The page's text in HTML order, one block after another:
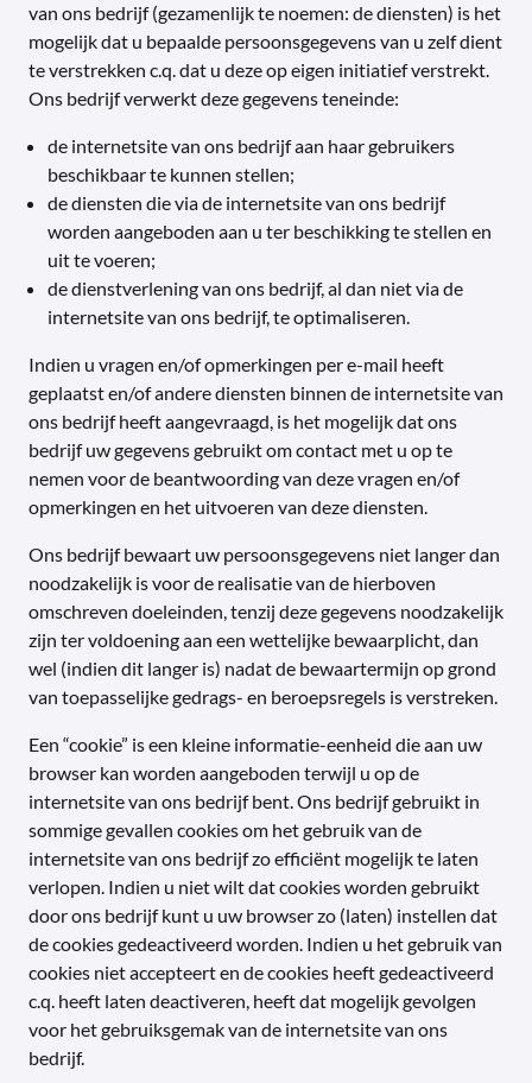
van ons bedrijf (gezamenlijk te noemen: de diensten) is het
mogelijk dat u bepaalde persoonsgegevens van u zelf dient
te verstrekken c.q. dat u deze op eigen initiatief verstrekt.
Ons bedrijf verwerkt deze gegevens teneinde:
de internetsite van ons bedrijf aan haar gebruikers
beschikbaar te kunnen stellen;
de diensten die via de internetsite van ons bedrijf
worden aangeboden aan u ter beschikking te stellen en
uit te voeren;
de dienstverlening van ons bedrijf, al dan niet via de
internetsite van ons bedrijf, te optimaliseren.
Indien u vragen en/of opmerkingen per e-mail heeft
geplaatst en/of andere diensten binnen de internetsite van
ons bedrijf heeft aangevraagd, is het mogelijk dat ons
bedrijf uw gegevens gebruikt om contact met u op te
nemen voor de beantwoording van deze vragen en/of
opmerkingen en het uitvoeren van deze diensten.
Ons bedrijf bewaart uw persoonsgegevens niet langer dan
noodzakelijk is voor de realisatie van de hierboven
omschreven doeleinden, tenzij deze gegevens noodzakelijk
zijn ter voldoening aan een wettelijke bewaarplicht, dan
wel (indien dit langer is) nadat de bewaartermijn op grond
van toepasselijke gedrags- en beroepsregels is verstreken.
Een “cookie” is een kleine informatie-eenheid die aan uw
browser kan worden aangeboden terwijl u op de
internetsite van ons bedrijf bent. Ons bedrijf gebruikt in
sommige gevallen cookies om het gebruik van de
internetsite van ons bedrijf zo efficiënt mogelijk te laten
verlopen. Indien u niet wilt dat cookies worden gebruikt
door ons bedrijf kunt u uw browser zo (laten) instellen dat
de cookies gedeactiveerd worden. Indien u het gebruik van
cookies niet accepteert en de cookies heeft gedeactiveerd
c.q. heeft laten deactiveren, heeft dat mogelijk gevolgen
voor het gebruiksgemak van de internetsite van ons
bedrijf.